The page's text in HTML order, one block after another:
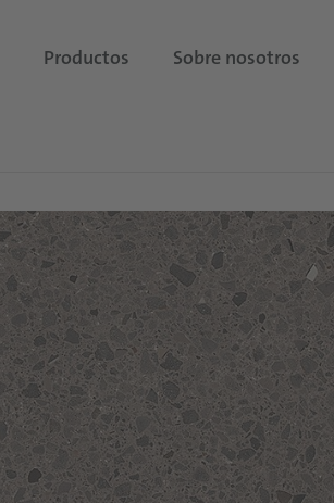
Productos Sobre nosotros